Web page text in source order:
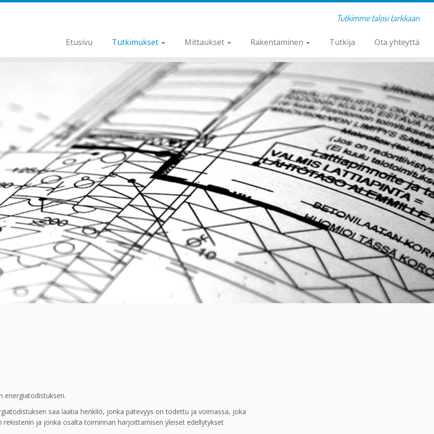
Tutkimme talosi tarkkaan
Etusivu Tutkimukset Mittaukset Rakentaminen Tutkija Ota yhteyttä
energiatodistuksen.
saa laatia henkilö, jonka pätevyys on todettu ja voimassa, joka
ja jonka osalta toiminnan harjoittamisen yleiset edellytykset